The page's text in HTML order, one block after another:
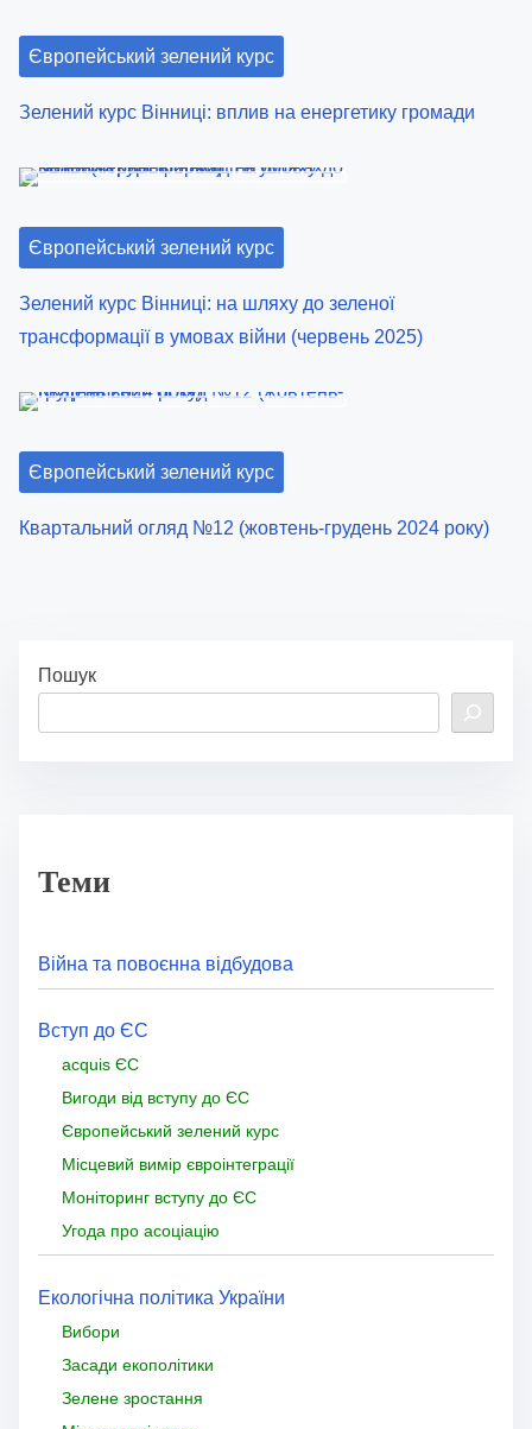
Європейський зелений курс
Зелений курс Вінниці: вплив на енергетику громади
Європейський зелений курс
Зелений курс Вінниці: на шляху до зеленої
трансформації в умовах війни (червень 2025)
Європейський зелений курс
Квартальний огляд №12 (жовтень-грудень 2024 року)
Пошук
Теми
Війна та повоєнна відбудова
Вступ до ЄС
acquis ЄС
Вигоди від вступу до ЄС
Європейський зелений курс
Місцевий вимір євроінтеграції
Моніторинг вступу до ЄС
Угода про асоціацію
Екологічна політика України
Вибори
Засади екополітики
Зелене зростання